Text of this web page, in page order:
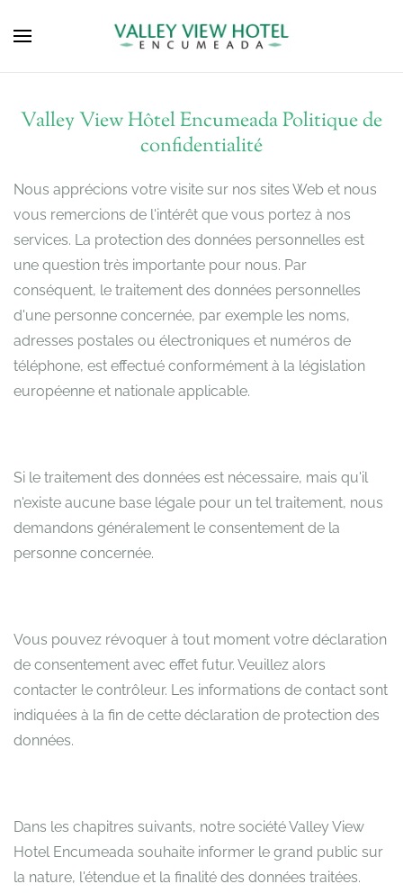
Valley View Hôtel Encumeada Politique de
confidentialité
Nous apprécions votre visite sur nos sites Web et nous
vous remercions de l'intérêt que vous portez à nos
services. La protection des données personnelles est
une question très importante pour nous. Par
conséquent, le traitement des données personnelles
d'une personne concernée, par exemple les noms,
adresses postales ou électroniques et numéros de
téléphone, est effectué conformément à la législation
européenne et nationale applicable.
Si le traitement des données est nécessaire, mais qu'il
n'existe aucune base légale pour un tel traitement, nous
demandons généralement le consentement de la
personne concernée.
Vous pouvez révoquer à tout moment votre déclaration
de consentement avec effet futur. Veuillez alors
contacter le contrôleur. Les informations de contact sont
indiquées à la fin de cette déclaration de protection des
données.
Dans les chapitres suivants, notre société Valley View
Hotel Encumeada souhaite informer le grand public sur
la nature, l'étendue et la finalité des données traitées.